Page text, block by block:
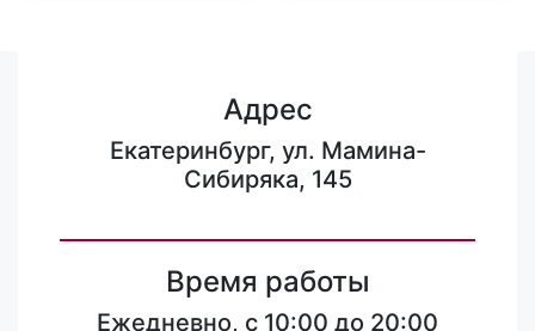
Адрес
Екатеринбург, ул. Мамина-
Сибиряка, 145
Время работы
Ежедневно, с 10:00 до 20:00